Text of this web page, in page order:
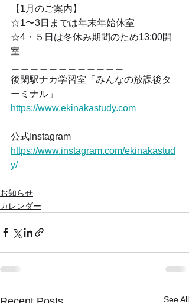
【1月のご案内】
☆1〜3日までは年末年始休室
☆4・５日は冬休み期間のため13:00開
室
後閑駅ナカ学習室「みんなの放課後タ
ーミナル」
https://www.ekinakastudy.com
公式Instagram
https://www.instagram.com/ekinakastud
y/
お知らせ
カレンダー
See All